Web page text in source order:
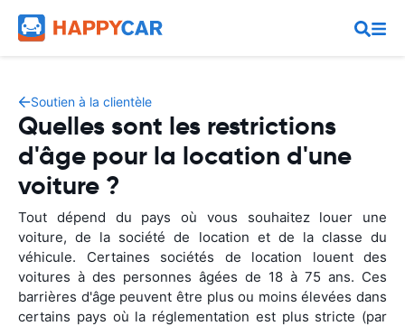
Soutien à la clientèle
Quelles sont les restrictions
d'âge pour la location d'une
voiture ?
Tout dépend du pays où vous souhaitez louer une
voiture, de la société de location et de la classe du
véhicule. Certaines sociétés de location louent des
voitures à des personnes âgées de 18 à 75 ans. Ces
barrières d'âge peuvent être plus ou moins élevées dans
certains pays où la réglementation est plus stricte (par